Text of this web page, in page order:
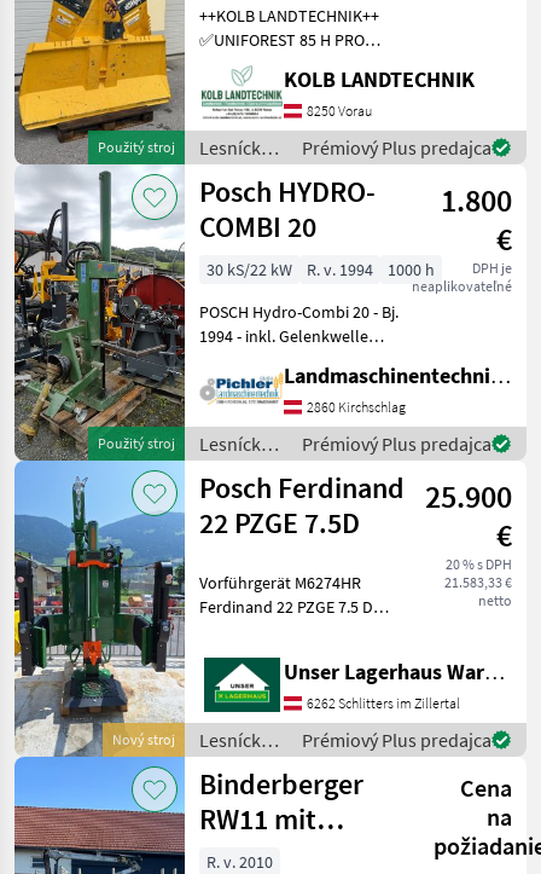
Použitý stroj
++KOLB LANDTECHNIK++
✅UNIFOREST 85 H PRO
Funkseilwinde ✅8, 5t
Zugkraft ✅200cm
Schildbreite
✅hydraulischer Seilausstoß
✅inkl. TERRA Profi Funk -
Ziehen / Kurzl
KOLB LANDTECHNIK
8250 Vorau
Lesnícke a
drevárske
stroje /
Uniforest
Prémiový Plus predajca
Použitý stroj
Posch HYDRO-
COMBI 20
1.800
€
DPH je
neaplikovateľné
30 kS/22 kW R. v. 1994
1000 h
POSCH Hydro-Combi 20 - Bj.
1994 - inkl. Gelenkwelle
Zustand! Der Holzspalter
der Marke Posch, Modell
POSCH Hydro-Combi 20, ist
ein
Landmaschinentechnik Pichler GmbH
2860 Kirchschlag
Lesnícke a
drevárske
stroje /
Posch
Prémiový Plus predajca
Nový stroj
Posch Ferdinand
22 PZGE 7.5D
25.900
€
20 % s DPH
21.583,33 €
netto
Vorführgerät M6274HR
Ferdinand 22 PZGE 7.5 D
Handwinde Lichtgitter
Spalttisch F0005006
Motorsägen-Halterung
F0005009 Gelenkwelle
Walterscheid W 2300
Unser Lagerhaus Warenhandelsges.m.b.H.
6262 Schlitters im Zillertal
Lesnícke a
drevárske
stroje /
Posch
Prémiový Plus predajca
Binderberger
RW11 mit
FK7200
Cena
na
R. v. 2010